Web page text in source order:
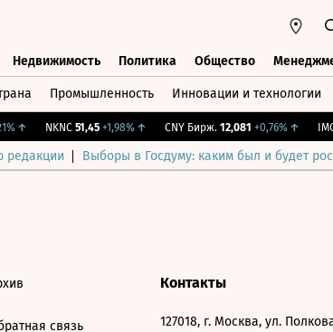
Недвижимость Политика Общество
Промышленность Инновации и технологии
↑ NKNC 51,45 +1,98%↑ CNY Бирж. 12,081 +0,76%↑
редакции Выборы в Госдуму: каким был и будет
связь
Контакты
127018, г. Москва, ул.